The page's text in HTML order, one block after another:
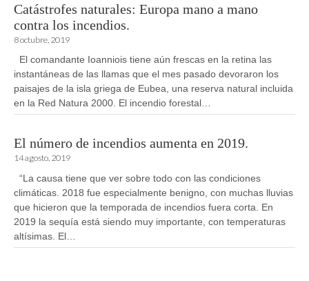
Catástrofes naturales: Europa mano a mano
contra los incendios.
8 octubre, 2019
El comandante Ioanniois tiene aún frescas en la retina las
instantáneas de las llamas que el mes pasado devoraron los
paisajes de la isla griega de Eubea, una reserva natural incluida
en la Red Natura 2000. El incendio forestal…
El número de incendios aumenta en 2019.
14 agosto, 2019
“La causa tiene que ver sobre todo con las condiciones
climáticas. 2018 fue especialmente benigno, con muchas lluvias
que hicieron que la temporada de incendios fuera corta. En
2019 la sequía está siendo muy importante, con temperaturas
altísimas. El…